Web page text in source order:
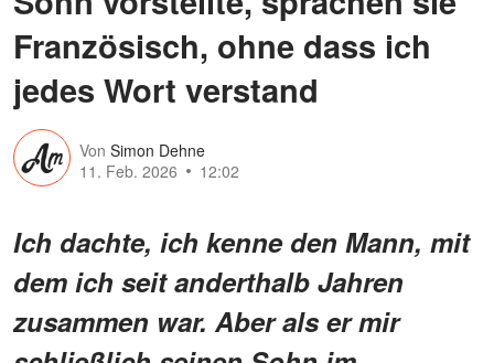
Französisch, ohne dass ich
jedes Wort verstand
Von Simon Dehne
11. Feb. 2026
12:02
Ich dachte, ich kenne den Mann, mit
dem ich seit anderthalb Jahren
zusammen war. Aber als er mir